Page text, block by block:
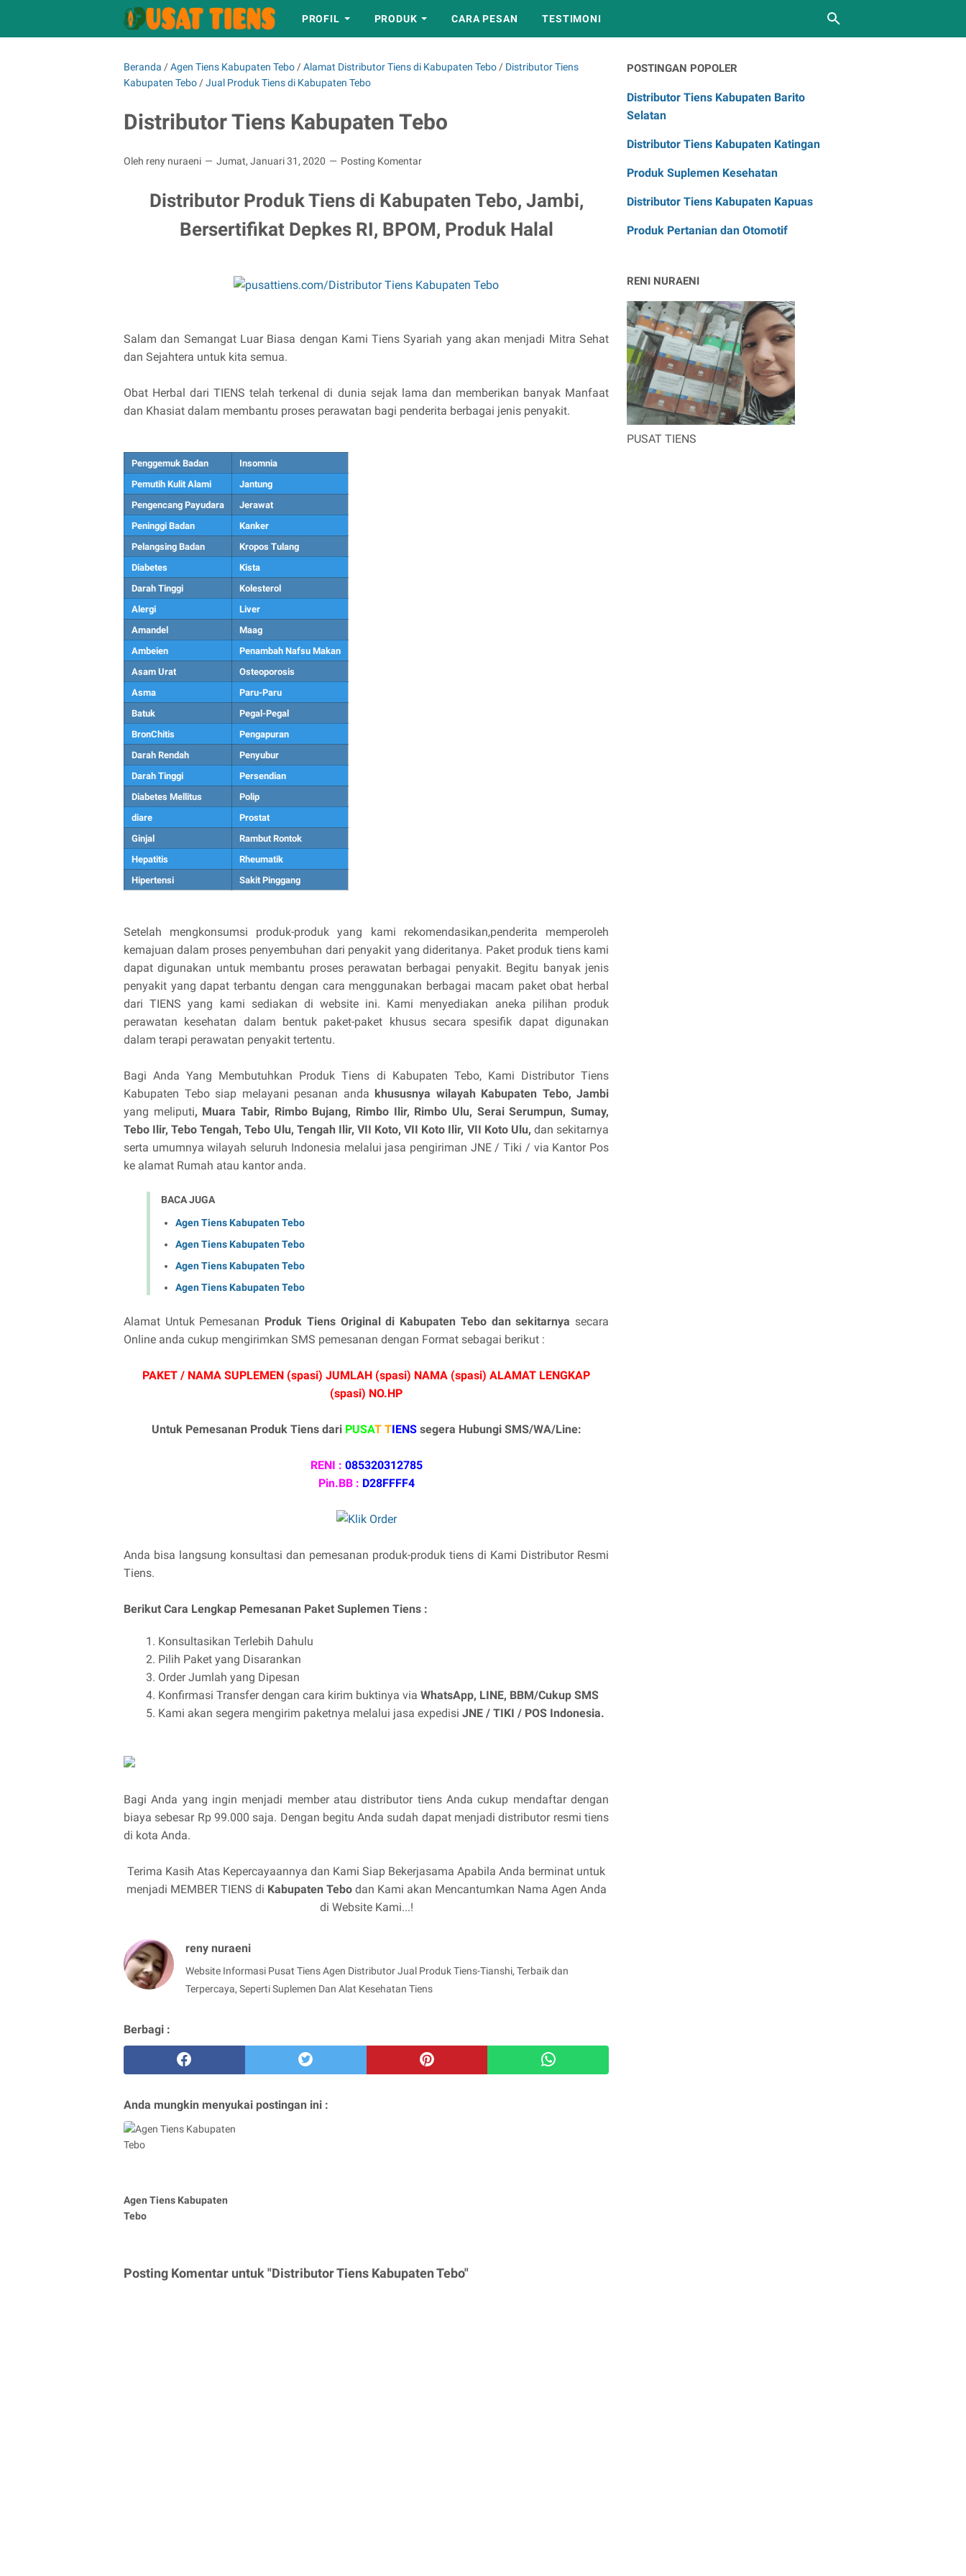
PROFIL PRODUK CARA PESAN TESTIMONI
Beranda /Agen Tiens Kabupaten Tebo /Alamat Distributor Tiens di Kabupaten Tebo / Distributor Tiens
Kabupaten Tebo /Jual Produk Tiens di Kabupaten Tebo
Distributor Tiens Kabupaten Tebo
Oleh reny nuraeni Jumat, Januari 31, 2020 Posting Komentar
Distributor Produk Tiens di Kabupaten Tebo, Jambi,
Bersertifikat Depkes RI, BPOM, Produk Halal
Salam dan Semangat Luar Biasa dengan Kami Tiens Syariah yang akan menjadi Mitra Sehat
dan Sejahtera untuk kita semua.
Obat Herbal dari TIENS telah terkenal di dunia sejak lama dan memberikan banyak Manfaat
dan Khasiat dalam membantu proses perawatan bagi penderita berbagai jenis penyakit.
Penggemuk Badan
Insomnia
Pemutih Kulit Alami
Jantung
Pengencang Payudara
Jerawat
Peninggi Badan
Kanker
Pelangsing Badan
Kropos Tulang
Diabetes
Kista
Darah Tinggi
Kolesterol
Alergi
Liver
Amandel
Maag
Ambeien
Penambah Nafsu Makan
Asam Urat
Osteoporosis
Asma
Paru-Paru
Batuk
Pegal-Pegal
BronChitis
Pengapuran
Darah Rendah
Penyubur
Darah Tinggi
Persendian
Diabetes Mellitus
Polip
diare
Prostat
Ginjal
Rambut Rontok
Hepatitis
Rheumatik
Hipertensi
Sakit Pinggang
Setelah mengkonsumsi produk-produk yang kami rekomendasikan,penderita memperoleh
kemajuan dalam proses penyembuhan dari penyakit yang dideritanya. Paket produk tiens kami
dapat digunakan untuk membantu proses perawatan berbagai penyakit. Begitu banyak jenis
penyakit yang dapat terbantu dengan cara menggunakan berbagai macam paket obat herbal
dari TIENS yang kami sediakan di website ini. Kami menyediakan aneka pilihan produk
perawatan kesehatan dalam bentuk paket-paket khusus secara spesifik dapat digunakan
dalam terapi perawatan penyakit tertentu.
Bagi Anda Yang Membutuhkan Produk Tiens di Kabupaten Tebo, Kami Distributor Tiens
Kabupaten Tebo siap melayani pesanan anda khususnya wilayah Kabupaten Tebo, Jambi
yang meliputi, Muara Tabir, Rimbo Bujang, Rimbo Ilir, Rimbo Ulu, Serai Serumpun, Sumay,
Tebo Ilir, Tebo Tengah, Tebo Ulu, Tengah Ilir, VII Koto, VII Koto Ilir, VII Koto Ulu, dan sekitarnya
serta umumnya wilayah seluruh Indonesia melalui jasa pengiriman JNE / Tiki / via Kantor Pos
ke alamat Rumah atau kantor anda.
BACA JUGA
Agen Tiens Kabupaten Tebo
Agen Tiens Kabupaten Tebo
Agen Tiens Kabupaten Tebo
Agen Tiens Kabupaten Tebo
Alamat Untuk Pemesanan Produk Tiens Original di Kabupaten Tebo dan sekitarnya secara
Online anda cukup mengirimkan SMS pemesanan dengan Format sebagai berikut :
PAKET / NAMA SUPLEMEN (spasi) JUMLAH (spasi) NAMA (spasi) ALAMAT LENGKAP
(spasi) NO.HP
Untuk Pemesanan Produk Tiens dari PUSAT TIENSsegera Hubungi SMS/WA/Line:
RENI : 085320312785
Pin.BB : D28FFFF4
Anda bisa langsung konsultasi dan pemesanan produk-produk tiens di Kami Distributor Resmi
Tiens.
Berikut Cara Lengkap Pemesanan Paket Suplemen Tiens :
Konsultasikan Terlebih Dahulu
Pilih Paket yang Disarankan
Order Jumlah yang Dipesan
Konfirmasi Transfer dengan cara kirim buktinya via WhatsApp, LINE, BBM/Cukup SMS
Kami akan segera mengirim paketnya melalui jasa expedisi JNE / TIKI / POS Indonesia.
Bagi Anda yang ingin menjadi member atau distributor tiens Anda cukup mendaftar dengan
biaya sebesar Rp 99.000 saja. Dengan begitu Anda sudah dapat menjadi distributor resmi tiens
di kota Anda.
Terima Kasih Atas Kepercayaannya dan Kami Siap Bekerjasama Apabila Anda berminat untuk
menjadi MEMBER TIENS di Kabupaten Tebodan Kami akan Mencantumkan Nama Agen Anda
di Website Kami...!
reny nuraeni
Website Informasi Pusat Tiens Agen Distributor Jual Produk Tiens-Tianshi, Terbaik dan
Terpercaya, Seperti Suplemen Dan Alat Kesehatan Tiens
Berbagi :
Anda mungkin menyukai postingan ini :
Agen Tiens Kabupaten
Tebo
Posting Komentar untuk "Distributor Tiens Kabupaten Tebo"
POSTINGAN POPOLER
Distributor Tiens Kabupaten Barito
Selatan
Distributor Tiens Kabupaten Katingan
Produk Suplemen Kesehatan
Distributor Tiens Kabupaten Kapuas
Produk Pertanian dan Otomotif
RENI NURAENI
PUSAT TIENS